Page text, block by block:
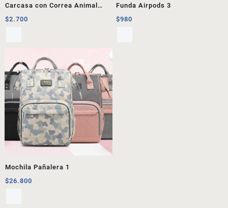
Carcasa con Correa Animal
Print
$2.700
Funda Airpods 3
$980
Mochila Pañalera 1
$26.800